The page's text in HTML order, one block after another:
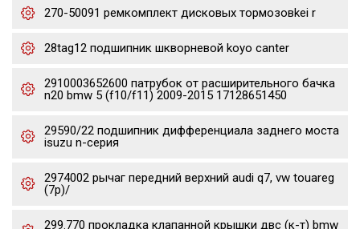
270-50091 ремкомплект дисковых тормозовkei r
28tag12 подшипник шкворневой koyo canter
2910003652600 патрубок от расширительного бачка
n20 bmw 5 (f10/f11) 2009-2015 17128651450
29590/22 подшипник дифференциала заднего моста
isuzu n-серия
2974002 рычаг передний верхний audi q7, vw touareg
(7p)/
299.770 прокладка клапанной крышки двс (к-т) bmw